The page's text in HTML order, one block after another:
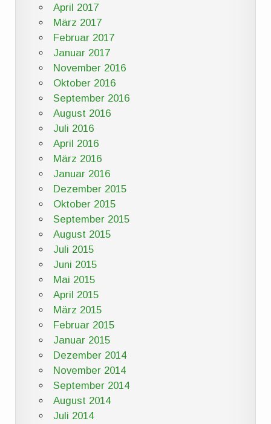
April 2017
März 2017
Februar 2017
Januar 2017
November 2016
Oktober 2016
September 2016
August 2016
Juli 2016
April 2016
März 2016
Januar 2016
Dezember 2015
Oktober 2015
September 2015
August 2015
Juli 2015
Juni 2015
Mai 2015
April 2015
März 2015
Februar 2015
Januar 2015
Dezember 2014
November 2014
September 2014
August 2014
Juli 2014